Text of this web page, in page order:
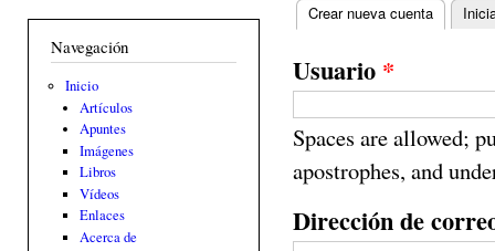
Navegación
Inicio
Artículos
Apuntes
Imágenes
Libros
Vídeos
Enlaces
Acerca de
Primary tabs
Crear nueva cuenta (active
Usuario *
Spaces are allowed;
apostrophes, and
Dirección de